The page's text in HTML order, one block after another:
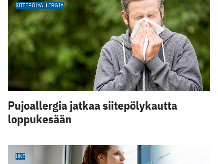
SIITEPÖLYALLERGIA
Pujoallergia jatkaa siitepölykautta
loppukesään
UNI